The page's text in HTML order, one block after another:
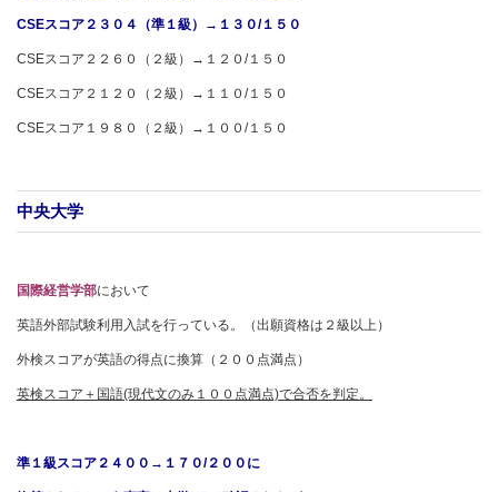
CSEスコア２３０４（準１級）→１３０/１５０
CSEスコア２２６０（２級）→１２０/１５０
CSEスコア２１２０（２級）→１１０/１５０
CSEスコア１９８０（２級）→１００/１５０
中央大学
国際経営学部において
英語外部試験利用入試を行っている。（出願資格は２級以上）
外検スコアが英語の得点に換算（２００点満点）
英検スコア＋国語(現代文のみ１００点満点)で合否を判定。
準１級スコア２４００→１７０/２００ に